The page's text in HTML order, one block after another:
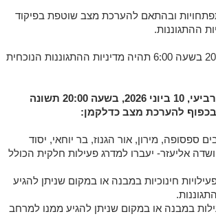
ובהתאם להערכת מצב שוטפת בפיקוד
ההתגוננות.
עד למחר יום שלישי, 9 ביוני 2026 בשעה 6:00 תהיה מדיניות ההתגוננות הנוכחית
משעה 6:00 בבוקר ועד ליום רביעי, 10 ביוני 2026, בשעה 20:00 תשונה
בכפוף להערכת מצב כדלקמן:
ספסופה, מירון, אור הגנוז, בר יוחאי, יסוד
אליעזר- יעברו למדרג פעילות חלקית הכולל
פעילויות חינוכיות במבנה או במקום שניתן להגיע
במבנה או במקום שניתן להגיע ממנו למרחב